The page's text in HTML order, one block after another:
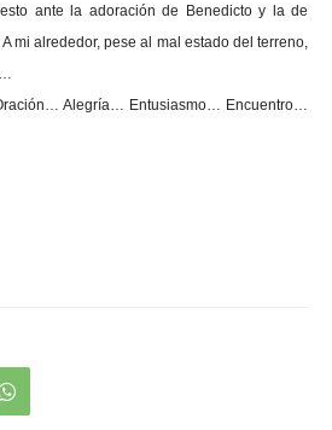
ante la adoración de Benedicto y la de
mi alrededor, pese al mal estado del terreno,
Alegría… Entusiasmo… Encuentro…